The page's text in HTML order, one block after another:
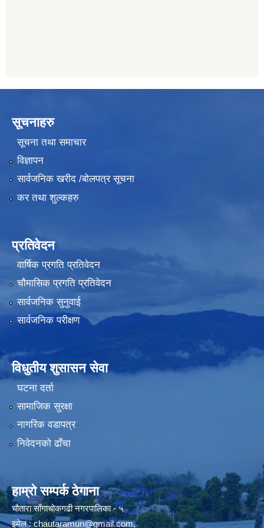
सूचनाहरु
सूचना तथा समाचार
विज्ञापन
सार्वजनिक खरीद /बोलपत्र सूचना
कर तथा शुल्कहरु
प्रतिवेदन
वार्षिक प्रगति प्रतिवेदन
चौमासिक प्रगति प्रतिवेदन
सार्वजनिक सुनुवाई
सार्वजनिक परीक्षण
विधुतीय शुसासन सेवा
घटना दर्ता
सामाजिक सुरक्षा
नागरिक वडापत्र
निवेदनको ढाँचा
हाम्रो सम्पर्क ठेगाना
चौतारा साँगाचोकगढी नगरपालिका - ५
इमेल :chautaramun@gmail.com,